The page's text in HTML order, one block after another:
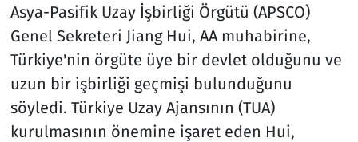
Asya-Pasifik Uzay İşbirliği Örgütü (APSCO)
Genel Sekreteri Jiang Hui, AA muhabirine,
Türkiye'nin örgüte üye bir devlet olduğunu ve
uzun bir işbirliği geçmişi bulunduğunu
söyledi. Türkiye Uzay Ajansının (TUA)
kurulmasının önemine işaret eden Hui,
Teknoloji ve Bilim
Televizyon